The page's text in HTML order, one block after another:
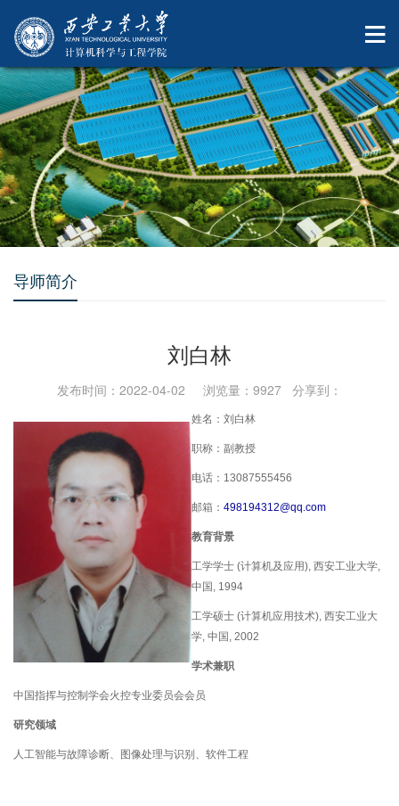
导师简介
刘白林
发布时间：2022-04-02 浏览量： 9927 分享到：
姓名：刘白林
职称：副教授
电话： 13087555456
邮箱： 498194312@qq.com
教育背景
工学学士 (计算机及应用), 西安工业大学,
中国 , 1994
工学硕士 (计算机应用技术), 西安工业大
学, 中国 , 2002
学术兼职
中国指挥与控制学会火控专业委员会会员
研究领域
人工智能与故障诊断、图像处理与识别、软件工程